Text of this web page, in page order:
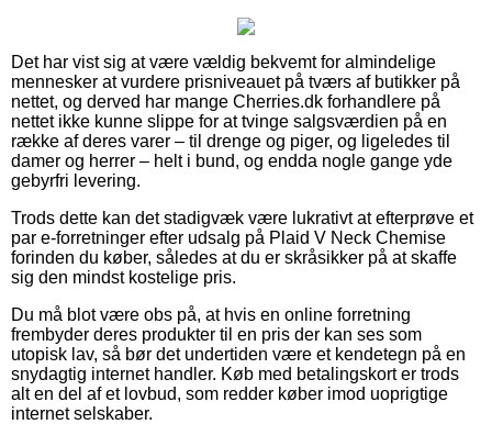
Det har vist sig at være vældig bekvemt for almindelige
mennesker at vurdere prisniveauet på tværs af butikker på
nettet, og derved har mange Cherries.dk forhandlere på
nettet ikke kunne slippe for at tvinge salgsværdien på en
række af deres varer – til drenge og piger, og ligeledes til
damer og herrer – helt i bund, og endda nogle gange yde
gebyrfri levering.
Trods dette kan det stadigvæk være lukrativt at efterprøve et
par e-forretninger efter udsalg på Plaid V Neck Chemise
forinden du køber, således at du er skråsikker på at skaffe
sig den mindst kostelige pris.
Du må blot være obs på, at hvis en online forretning
frembyder deres produkter til en pris der kan ses som
utopisk lav, så bør det undertiden være et kendetegn på en
snydagtig internet handler. Køb med betalingskort er trods
alt en del af et lovbud, som redder køber imod uoprigtige
internet selskaber.